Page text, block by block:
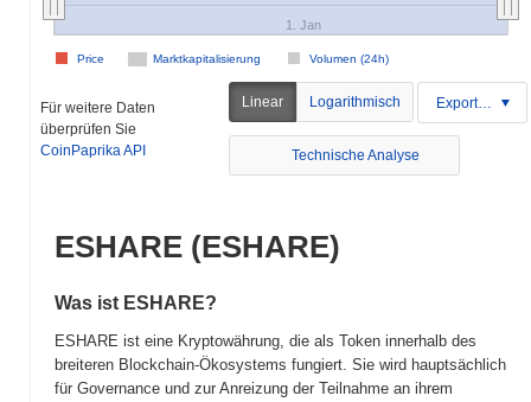
Marktkapitalisierung Volumen (24h)
Price
1. Jan
Für weitere Daten
überprüfen Sie
CoinPaprika API
Linear Logarithmisch Exportieren
Technische Analyse
ESHARE (ESHARE)
Was ist ESHARE?
ESHARE ist eine Kryptowährung, die als Token innerhalb des
breiteren Blockchain-Ökosystems fungiert. Sie wird hauptsächlich
für Governance und zur Anreizung der Teilnahme an ihrem